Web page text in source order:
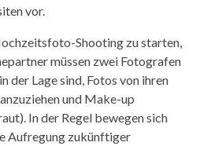
vor.
Shooting zu starten,
müssen zwei Fotografen
der Lage sind, Fotos von ihren
und Make-up
In der Regel bewegen sich
Aufregung zukünftiger